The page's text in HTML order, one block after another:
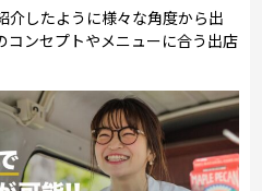
介したように様々な角度から出
コンセプトやメニューに合う出店